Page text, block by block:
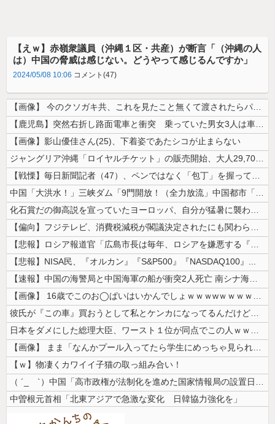
【えｗ】赤嶺衆議員（沖縄１区・共産）が断言「（沖縄の人
は）中国の脅威は感じない。どうやって感じるんですか」
2024/05/08 10:06 コメント(47)
【画像】 今のクソガキ共、これを見たこと無くて渡されたらパニクるらしい...
【鹿児島】突然右折し路面電車と衝突 乗っていた男女3人は車を放置しダッ...
【画像】影山優佳さん(25)、下着姿であたシコが止まらない
ジャングリア沖縄「ロイヤルチケット」の販売開始、大人29,700円にｗ...
【戦慄】毎日新聞記者（47）、ペンではなく「包丁」を握ってしまった結果...
中国「大洪水！」三峡ダム「9門開放！（全力放流」中国都市「三峡沿線の道...
化石賞だの御高説を宣っていたヨーロッパ、自分が猛暑に襲われると為すすべ...
【偏向】フジテレビ、消費税減税が閣議決定されたにも関わらず、消費税減税...
【悲報】ロシア報道官「広島市長は毎年、ロシアを嫌悪する『偽りの呪文』を...
【悲報】NISA民、『オルカン』『S&P500』『NASDAQ100』...
【速報】中国の海警局と中国海軍の船が衝突2人死亡 南シナ海でフィリピン...
【画像】 16歳でこのお◯ぱいはいかんでしょｗｗｗwｗｗｗｗｗｗｗｗ❤
彼氏が『この車』買おうとして私とケンカになってるんだけどｗｗｗｗｗｗ
日本をダメにした総理大臣、ワースト１位が同点でこの人ｗｗｗｗｗｗ
【画像】 まま「なんかプール入ってたら学生にめっちゃ見られたw」
【ｗ】物凄くカワイイ子猫の取っ組み合い！
（ ´_ゝ`）中国「高市政権が法制化を進めた国家情報局の設置日が7月3...
中曽根元首相「北東アジアで急激な変化 日韓協力強化を」